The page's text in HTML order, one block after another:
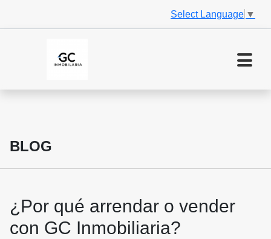
Select Language ▼
BLOG
¿Por qué arrendar o vender
con GC Inmobiliaria?